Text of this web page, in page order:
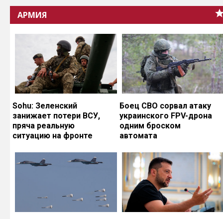
АРМИЯ
Sohu: Зеленский
занижает потери ВСУ,
пряча реальную
ситуацию на фронте
Боец СВО сорвал атаку
украинского FPV-дрона
одним броском
автомата